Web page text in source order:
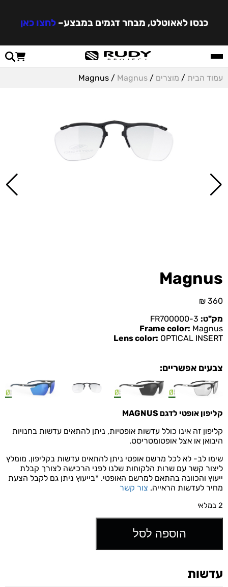
כנסו לאאוטלט, מבחר דגמים במבצע–לחצו כאן
עמוד הבית / מוצרים /
Magnus
/ Magnus
Magnus
₪ 360
מק"ט:
Frame color: Magnus
Lens color: OPTICAL INSERT
צבעים אפשריים:
קליפון אופטי לדגם MAGNUS
קליפון זה אינו כולל עדשות אופטיות, ניתן להתאים עדשות בחנויות
היבואן או אצל אופטומטריסט.
שימו לב- לא לכל מרשם אופטי ניתן להתאים עדשות בקליפון. מומלץ
ליצור קשר עם שרות הלקוחות שלנו לפני הרכישה לצורך קבלת
ייעוץ והכוונה בהתאם למרשם האופטי. *בייעוץ ניתן גם לקבל הצעת
מחיר לעדשות הראייה. צור קשר
2 במלאי
הוספה לסל
עדשות